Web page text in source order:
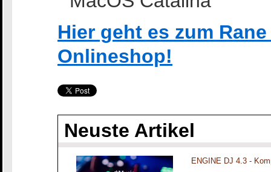
Hier geht es zum
Onlineshop!
Neuste Artikel
ENGINE DJ 4.3 -